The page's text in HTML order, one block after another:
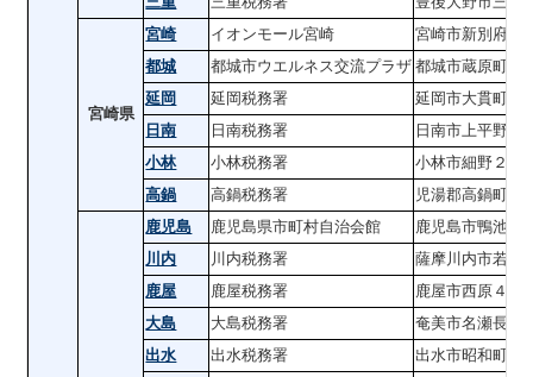
宮崎県
宮崎 イオンモール宮崎
宮崎市新別府町
都城
都城市ウエルネス交流プラザ 都城市蔵原町１
延岡
延岡税務署
延岡市大貫町１
日南
日南税務署
日南市上平野町
小林
小林税務署
小林市細野２４
高鍋
高鍋税務署 児湯郡高鍋町大
鹿児島 鹿児島県市町村自治会館
鹿児島市鴨池新
川内
川内税務署
薩摩川内市若葉
鹿屋
鹿屋税務署
鹿屋市西原４
大島
大島税務署
奄美市名瀬長
出水
出水税務署
出水市昭和町２